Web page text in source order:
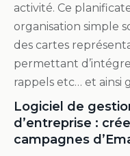
activité. Ce
organisation simple
des cartes
permettant
rappels etc… et ainsi
Logiciel de
d’entreprise :
campagnes